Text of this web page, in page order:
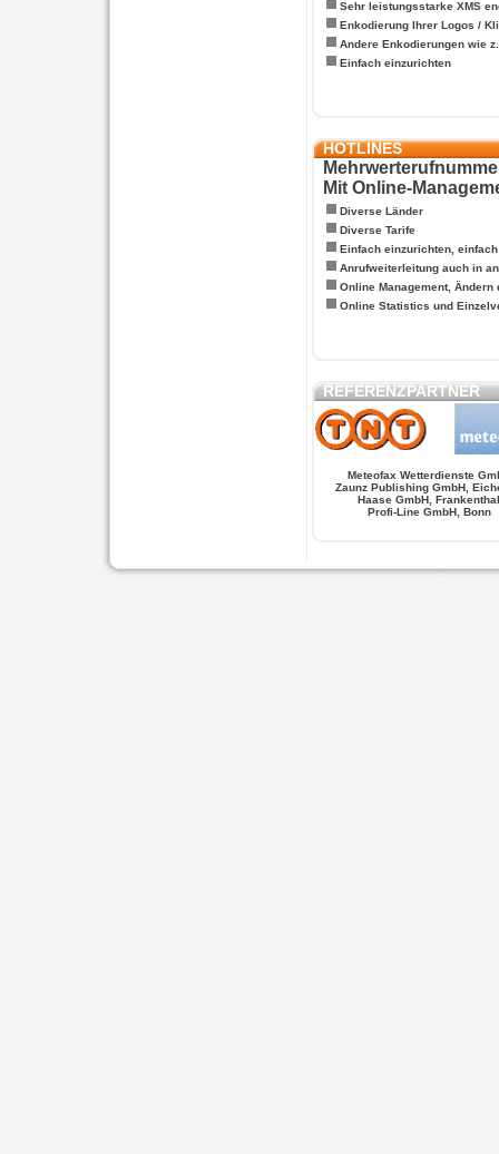
Sehr leistungsstarke XMS
Enkodierung Ihrer Logos /
Andere Enkodierungen wie
Einfach einzurichten
HOTLINES
Mit Online-
Diverse Länder
Diverse Tarife
Einfach einzurichten,
Anrufweiterleitung auch in
Online Management, Ändern
Online Statistics und
REFERENZPARTNER
Meteofax Wetterdienste
Zaunz Publishing GmbH,
Haase GmbH, Frankenthal
Profi-Line GmbH, Bonn